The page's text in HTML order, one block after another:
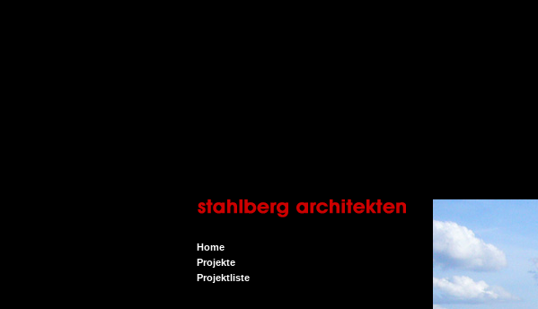
Home
Projekte
Projektliste